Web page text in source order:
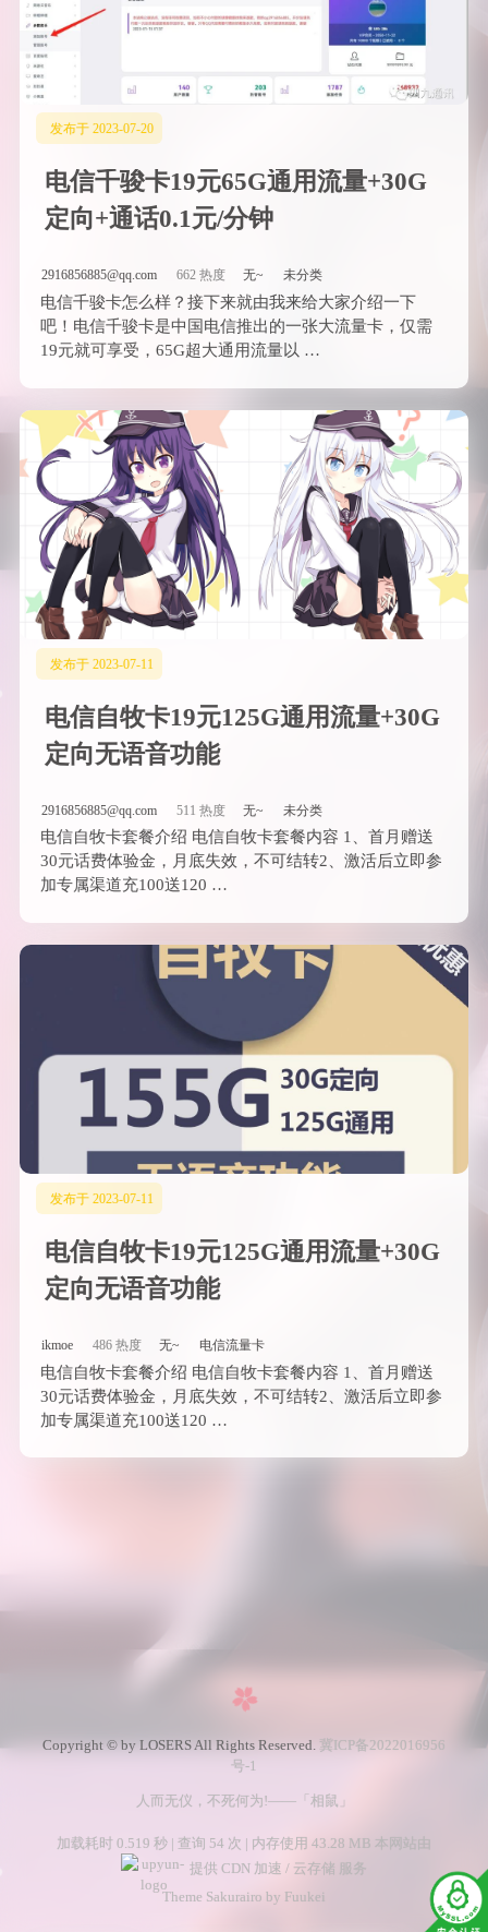
发布于 2023-07-20
电信千骏卡19元65G通用流量+30G
定向+通话0.1元/分钟
2916856885@qq.com 662 热度 无~ 未分类
电信千骏卡怎么样？接下来就由我来给大家介绍一下
吧！电信千骏卡是中国电信推出的一张大流量卡，仅需
19元就可享受，65G超大通用流量以 …
发布于 2023-07-11
电信自牧卡19元125G通用流量+30G
定向无语音功能
2916856885@qq.com 511 热度 无~ 未分类
电信自牧卡套餐介绍 电信自牧卡套餐内容 1、首月赠送
30元话费体验金，月底失效，不可结转2、激活后立即参
加专属渠道充100送120 …
发布于 2023-07-11
电信自牧卡19元125G通用流量+30G
定向无语音功能
ikmoe 486 热度 无~ 电信流量卡
电信自牧卡套餐介绍 电信自牧卡套餐内容 1、首月赠送
30元话费体验金，月底失效，不可结转2、激活后立即参
加专属渠道充100送120 …
Copyright © by LOSERS All Rights Reserved. 冀ICP备2022016956
号-1
人而无仪，不死何为!——「相鼠」
加载耗时 0.519 秒 | 查询 54 次 | 内存使用 43.28 MB 本网站由
提供 CDN 加速 / 云存储 服务
Theme Sakurairo by Fuukei